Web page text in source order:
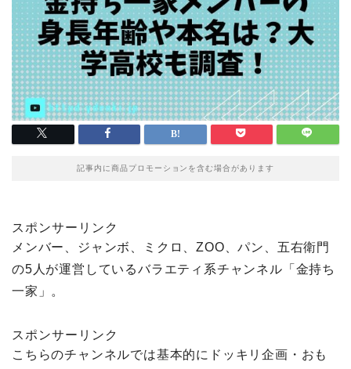
記事内に商品プロモーションを含む場合があります
スポンサーリンク
メンバー、ジャンボ、ミクロ、ZOO、パン、五右衛門
の5人が運営しているバラエティ系チャンネル「金持ち
一家」。
スポンサーリンク
こちらのチャンネルでは基本的にドッキリ企画・おも